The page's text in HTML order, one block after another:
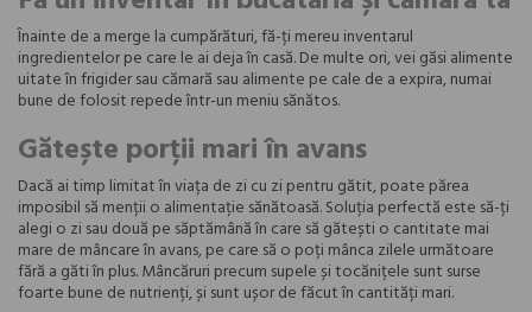
Înainte de a merge la cumpărături, fă-ți mereu inventarul
ingredientelor pe care le ai deja în casă. De multe ori, vei găsi alimente
uitate în frigider sau cămară sau alimente pe cale de a expira, numai
bune de folosit repede într-un meniu sănătos.
Gătește porții mari în avans
Dacă ai timp limitat în viața de zi cu zi pentru gătit, poate părea
imposibil să menții o alimentație sănătoasă. Soluția perfectă este să-ți
alegi o zi sau două pe săptămână în care să gătești o cantitate mai
mare de mâncare în avans, pe care să o poți mânca zilele următoare
fără a găti în plus. Mâncăruri precum supele și tocănițele sunt surse
foarte bune de nutrienți, și sunt ușor de făcut în cantități mari.